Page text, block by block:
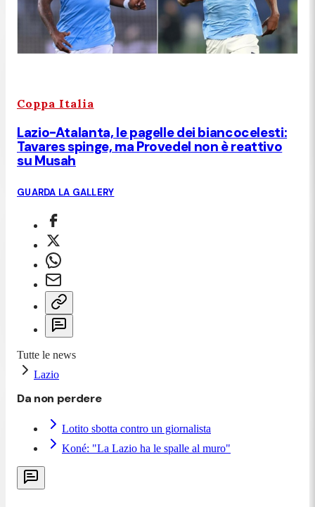
Coppa Italia
Lazio-Atalanta, le pagelle dei biancocelesti:
Tavares spinge, ma Provedel non è reattivo
su Musah
GUARDA LA GALLERY
Tutte le news
Lazio
Da non perdere
Lotito sbotta contro un giornalista
Koné: "La Lazio ha le spalle al muro"